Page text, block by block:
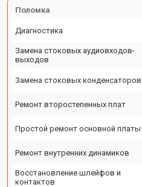
Поломка
Диагностика
Замена стоковых аудиовходов-
выходов
Замена стоковых конденсаторов
Ремонт второстепенных плат
Простой ремонт основной платы
Ремонт внутренних динамиков
Восстановление шлейфов и
контактов